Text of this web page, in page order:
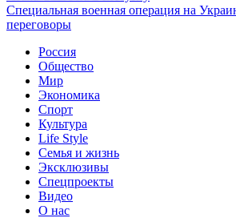
Специальная военная операция на
переговоры
Россия
Общество
Мир
Экономика
Спорт
Культура
Life Style
Семья и жизнь
Эксклюзивы
Спецпроекты
Видео
О нас